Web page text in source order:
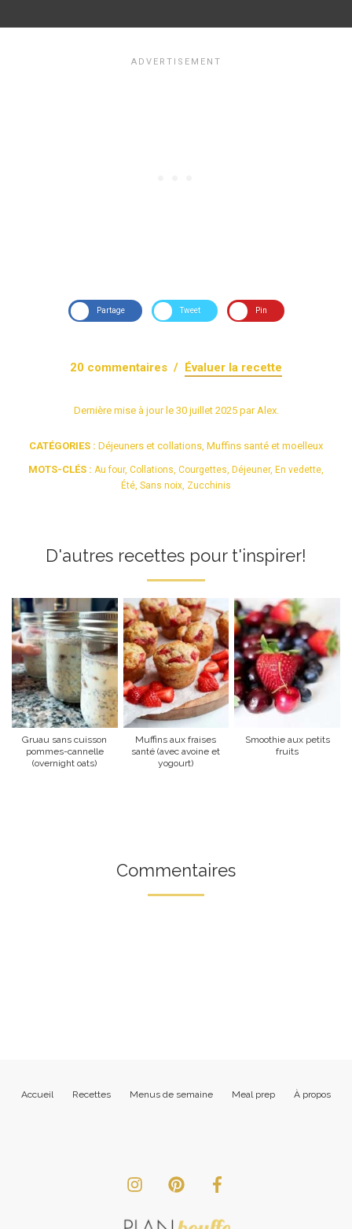
Partage Tweet Pin
20 commentaires / Évaluer la recette
Dernière mise à jour le 30 juillet 2025 parAlex.
CATÉGORIES : Déjeuners et collations, Muffins santé et moelleux
MOTS-CLÉS : Au four, Collations, Courgettes, Déjeuner, En vedette,
Été, Sans noix, Zucchinis
D'autres recettes pour t'inspirer!
Gruau sans cuisson
pommes-cannelle
(overnight oats)
Muffins aux fraises
santé (avec avoine et
yogourt)
Smoothie aux petits
fruits
Commentaires
Accueil Recettes Menus de semaine Meal prep À propos